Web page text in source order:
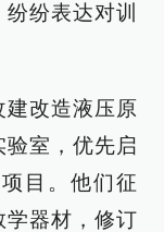
纷表达对训
改造液压原
室，优先启
目。他们征
学器材，修订